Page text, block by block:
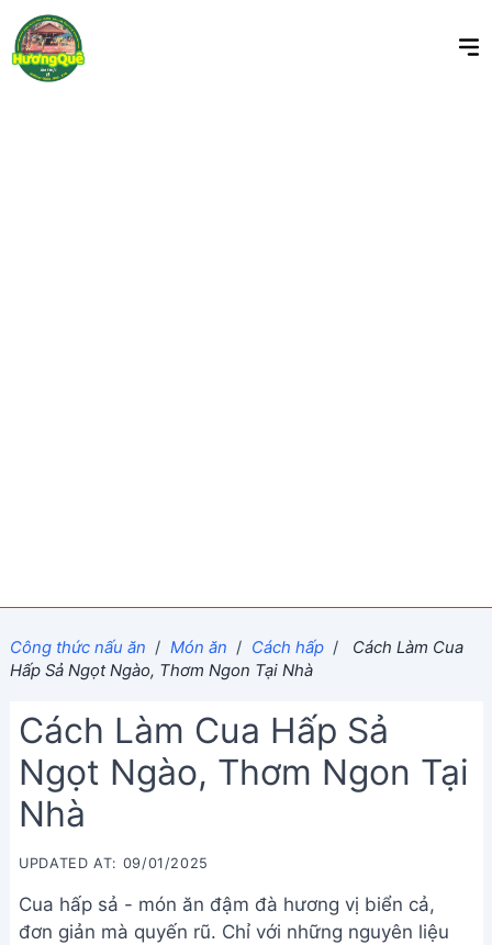
Công thức nấu ăn / Món ăn / Cách hấp /
Cách Làm Cua
Hấp Sả Ngọt Ngào, Thơm Ngon Tại Nhà
Cách Làm Cua Hấp Sả
Ngọt Ngào, Thơm Ngon Tại
Nhà
UPDATED AT: 09/01/2025
Cua hấp sả - món ăn đậm đà hương vị biển cả,
đơn giản mà quyến rũ. Chỉ với những nguyên liệu